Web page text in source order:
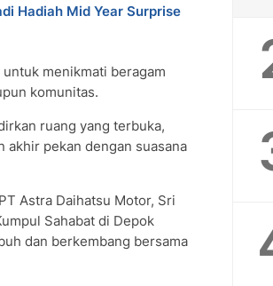
Hadiah Mid Year Surprise
menikmati beragam
komunitas.
ruang yang terbuka,
akhir pekan dengan suasana
Astra Daihatsu Motor, Sri
Sahabat di Depok
dan berkembang bersama